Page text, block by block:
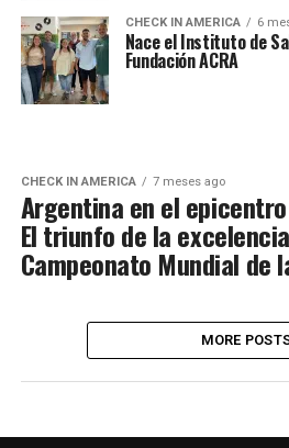
CHECK IN AMERICA 6
Nace el Instituto de
Fundación ACRA
CHECK IN AMERICA 7 meses ago
Argentina en el
El triunfo de la
Campeonato Mundial de
MORE